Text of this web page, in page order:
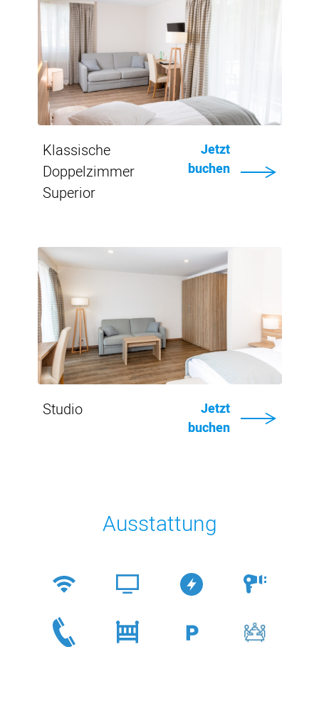
Einzelheiten
Klassische
Doppelzimmer
Superior
Jetzt
buchen
Einzelheiten
Studio
Jetzt
buchen
Ausstattung